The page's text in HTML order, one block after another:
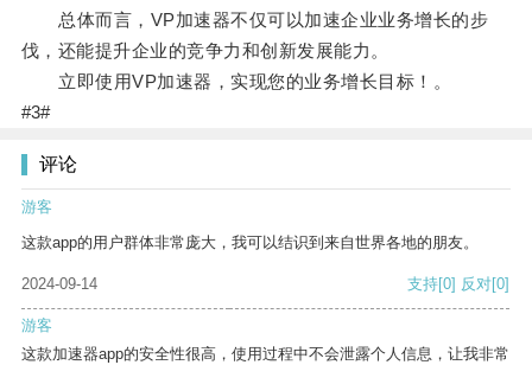
总体而言，VP加速器不仅可以加速企业业务增长的步
伐，还能提升企业的竞争力和创新发展能力。
立即使用VP加速器，实现您的业务增长目标！。
#3#
评论
游客
这款app的用户群体非常庞大，我可以结识到来自世界各地的朋友。
2024-09-14 支持[0] 反对[0]
游客
这款加速器app的安全性很高，使用过程中不会泄露个人信息，让我非常